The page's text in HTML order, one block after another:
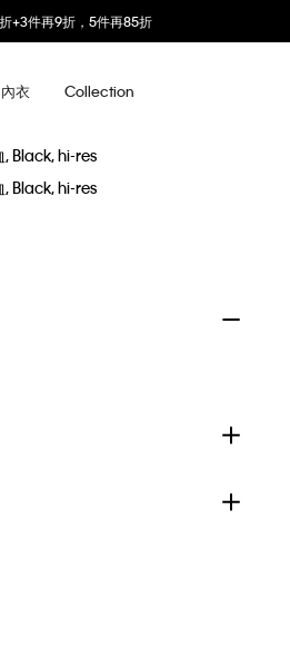
+3件再9折，5件再85折
內衣 Collection